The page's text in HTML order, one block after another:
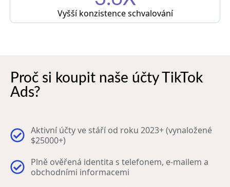
Vyšší konzistence schvalování
Proč si koupit naše účty TikTok
Ads?
Aktivní účty ve stáří od roku 2023+ (vynaložené
$25000+)
Plně ověřená identita s telefonem, e-mailem a
obchodními informacemi